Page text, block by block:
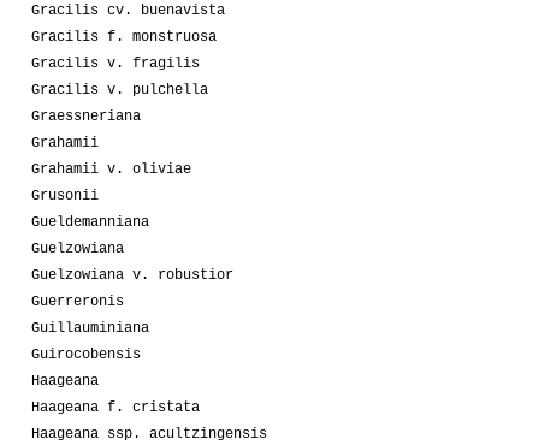
Gracilis cv. buenavista
Gracilis f. monstruosa
Gracilis v. fragilis
Gracilis v. pulchella
Graessneriana
Grahamii
Grahamii v. oliviae
Grusonii
Gueldemanniana
Guelzowiana
Guelzowiana v. robustior
Guerreronis
Guillauminiana
Guirocobensis
Haageana
Haageana f. cristata
Haageana ssp. acultzingensis